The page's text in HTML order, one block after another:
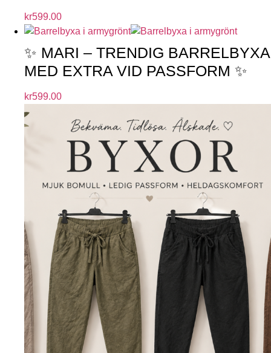
kr599.00
✨ MARI – TRENDIG BARRELBYXA
MED EXTRA VID PASSFORM ✨
kr599.00